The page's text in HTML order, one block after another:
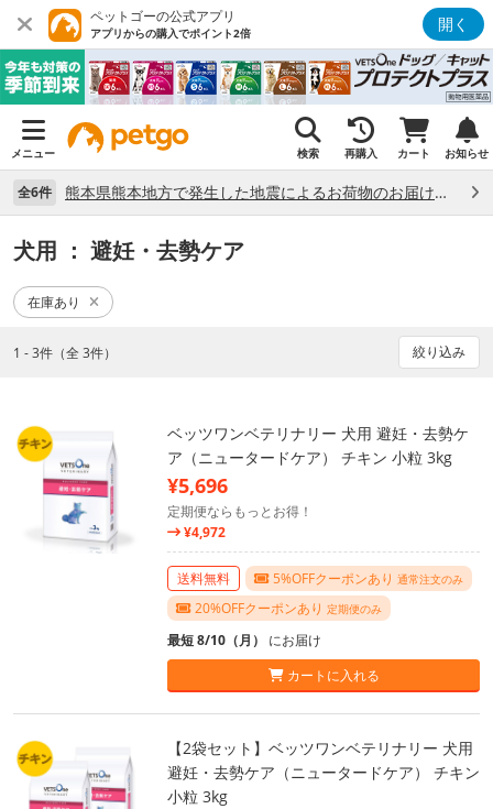
ペットゴーの公式アプリ
アプリからの購入でポイント2倍 開く
メニュー 検索 再購入 カート お知らせ
全6件 熊本県熊本地方で発生した地震によるお荷物のお届け状況について （7/28）
犬用 ： 避妊・去勢ケア
在庫あり
1 - 3件（全 3件） 絞り込み
ベッツワンベテリナリー 犬用 避妊・去勢ケ
ア（ニュータードケア） チキン 小粒 3kg
¥5,696
定期便ならもっとお得！
¥4,972
送料無料 5%OFFクーポンあり 通常注文のみ
20%OFFクーポンあり 定期便のみ
最短 8/10（月） にお届け
カートに入れる
【2袋セット】ベッツワンベテリナリー 犬用
避妊・去勢ケア（ニュータードケア） チキン
小粒 3kg